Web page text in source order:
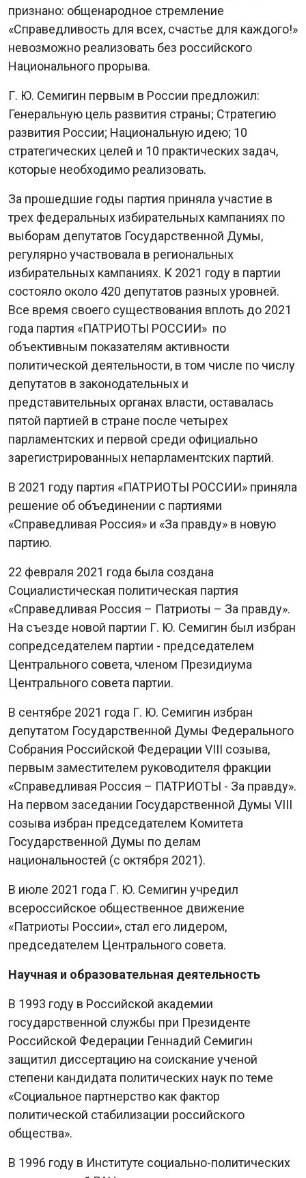
признано: общенародное стремление
«Справедливость для всех, счастье для каждого!»
невозможно реализовать без российского
Национального прорыва.
Г. Ю. Семигин первым в России предложил:
Генеральную цель развития страны; Стратегию
развития России; Национальную идею; 10
стратегических целей и 10 практических задач,
которые необходимо реализовать.
За прошедшие годы партия приняла участие в
трех федеральных избирательных кампаниях по
выборам депутатов Государственной Думы,
регулярно участвовала в региональных
избирательных кампаниях. К 2021 году в партии
состояло около 420 депутатов разных уровней.
Все время своего существования вплоть до 2021
года партия «ПАТРИОТЫ РОССИИ» по
объективным показателям активности
политической деятельности, в том числе по числу
депутатов в законодательных и
представительных органах власти, оставалась
пятой партией в стране после четырех
парламентских и первой среди официально
зарегистрированных непарламентских партий.
В 2021 году партия «ПАТРИОТЫ РОССИИ» приняла
решение об объединении с партиями
«Справедливая Россия» и «За правду» в новую
партию.
22 февраля 2021 года была создана
Социалистическая политическая партия
«Справедливая Россия – Патриоты – За правду».
На съезде новой партии Г. Ю. Семигин был избран
сопредседателем партии - председателем
Центрального совета, членом Президиума
Центрального совета партии.
В сентябре 2021 года Г. Ю. Семигин избран
депутатом Государственной Думы Федерального
Собрания Российской Федерации VIII созыва,
первым заместителем руководителя фракции
«Справедливая Россия – ПАТРИОТЫ - За правду».
На первом заседании Государственной Думы VIII
созыва избран председателем Комитета
Государственной Думы по делам
национальностей (с октября 2021).
В июле 2021 года Г. Ю. Семигин учредил
всероссийское общественное движение
«Патриоты России», стал его лидером,
председателем Центрального совета.
Научная и образовательная деятельность
В 1993 году в Российской академии
государственной службы при Президенте
Российской Федерации Геннадий Семигин
защитил диссертацию на соискание ученой
степени кандидата политических наук по теме
«Социальное партнерство как фактор
политической стабилизации российского
общества».
В 1996 году в Институте социально-политических